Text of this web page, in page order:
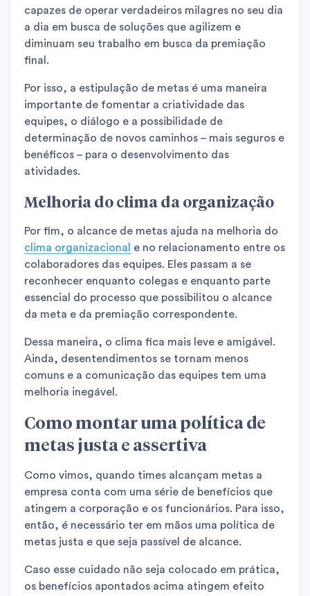
capazes de operar verdadeiros milagres no seu dia
a dia em busca de soluções que agilizem e
diminuam seu trabalho em busca da premiação
final.
Por isso, a estipulação de metas é uma maneira
importante de fomentar a criatividade das
equipes, o diálogo e a possibilidade de
determinação de novos caminhos – mais seguros e
benéficos – para o desenvolvimento das
atividades.
Melhoria do clima da organização
Por fim, o alcance de metas ajuda na melhoria do
clima organizacional
e no relacionamento entre os
colaboradores das equipes. Eles passam a se
reconhecer enquanto colegas e enquanto parte
essencial do processo que possibilitou o alcance
da meta e da premiação correspondente.
Dessa maneira, o clima fica mais leve e amigável.
Ainda, desentendimentos se tornam menos
comuns e a comunicação das equipes tem uma
melhoria inegável.
Como montar uma política de
metas justa e assertiva
Como vimos, quando times alcançam metas a
empresa conta com uma série de benefícios que
atingem a corporação e os funcionários. Para isso,
então, é necessário ter em mãos uma política de
metas justa e que seja passível de alcance.
Caso esse cuidado não seja colocado em prática,
os benefícios apontados acima atingem efeito